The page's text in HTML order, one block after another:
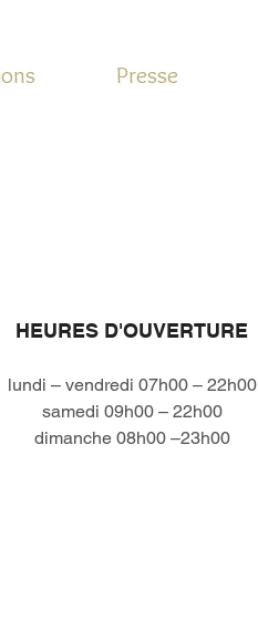
Presse
HEURES D'OUVERTURE
lundi – vendredi 07h00 – 22h00
samedi 09h00 – 22h00
dimanche 08h00 –23h00